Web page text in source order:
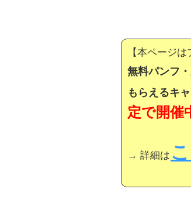
【本ページ
無料パンフ
もらえるキ
定で開催
→ 詳細は